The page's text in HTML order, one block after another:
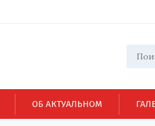
ОБ АКТУАЛЬНОМ